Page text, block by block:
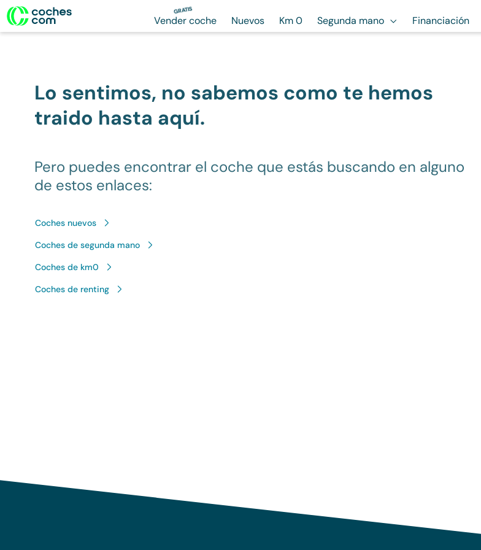
GRATIS
Vender coche Nuevos Km 0 Segunda mano Financiación
Lo sentimos, no sabemos como te hemos
traido hasta aquí.
Pero puedes encontrar el coche que estás buscando en alguno
de estos enlaces:
Coches nuevos
Coches de segunda mano
Coches de km0
Coches de renting